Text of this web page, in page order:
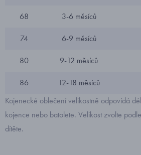
68 3-6 měsíců
74 6-9 měsíců
80 9-12 měsíců
86 12-18 měsíců
Kojenecké oblečení velikostně odpovídá
kojence nebo batolete. Velikost zvolte
dítěte.